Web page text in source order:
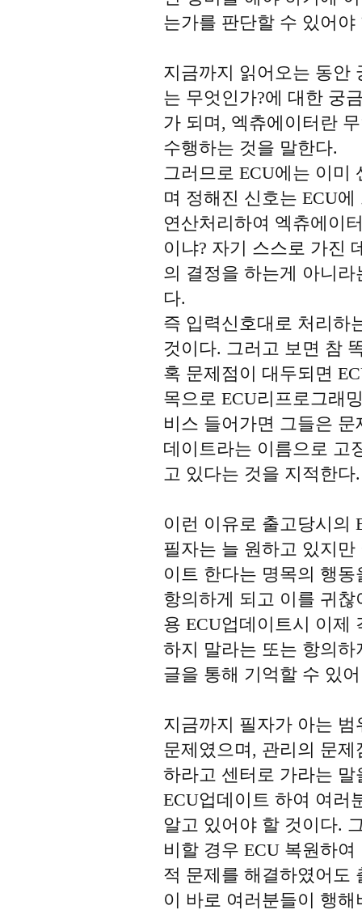
는가를 판단할 수 있어야
지금까지 읽어오는 동안
는 무엇인가?에 대한 궁
가 되며, 엑츄에이터란
수행하는 것을 말한다.
그러므로 ECU에는 이미
며 정해진 신호는 ECU
연산처리하여 엑츄에이
이냐? 자기 스스로 가진
의 결정을 하는게 아니
다.
즉 입력신호대로 처리하
것이다. 그러고 보면 참
혹 문제점이 대두되면
목으로 ECU리프로그래
비스 들어가면 그들은
데이트라는 이름으로 고
고 있다는 것을 지적한다.
이런 이유로 출고당시의
필자는 늘 원하고 있지
이트 한다는 명목의 행
항의하게 되고 이를 귀
용 ECU업데이트시 이제
하지 말라는 또는 항의
글을 통해 기억할 수 있
지금까지 필자가 아는
문제였으며, 관리의 문
하라고 센터로 가라는
ECU업데이트 하여 여러
알고 있어야 할 것이다.
비할 경우 ECU 복원하
적 문제를 해결하였어도
이 바로 여러분들이 행